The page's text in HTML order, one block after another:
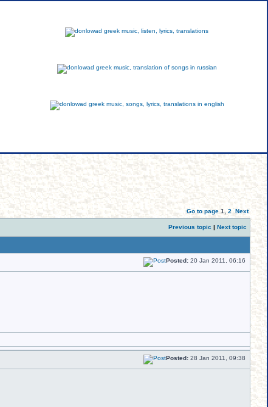
Go to page 1 2 Next
Previous topic | Next topic
Posted: 20 Jan 2011, 06:16
Posted: 28 Jan 2011, 09:38